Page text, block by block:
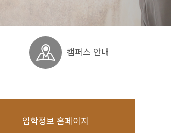
캠퍼스 안내
입학정보 홈페이지